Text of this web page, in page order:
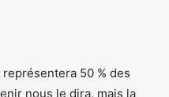
50 % des
nous le dira, mais la